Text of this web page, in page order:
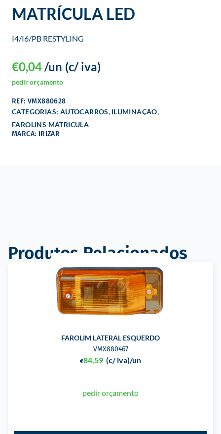
oMATRÍCULA LED
I4/I6/PB RESTYLING
€0,04 (c/ iva)
/un
pedir orçamento
REF: VMX880628
CATEGORIAS: AUTOCARROS ILUMINAÇÃO
FAROLINS MATRICULA
MARCA: IRIZAR
Produtos Relacionados
FAROLIM LATERAL ESQUERDO
VMX880467
€84,59 (c/ iva)/un
pedir orçamento